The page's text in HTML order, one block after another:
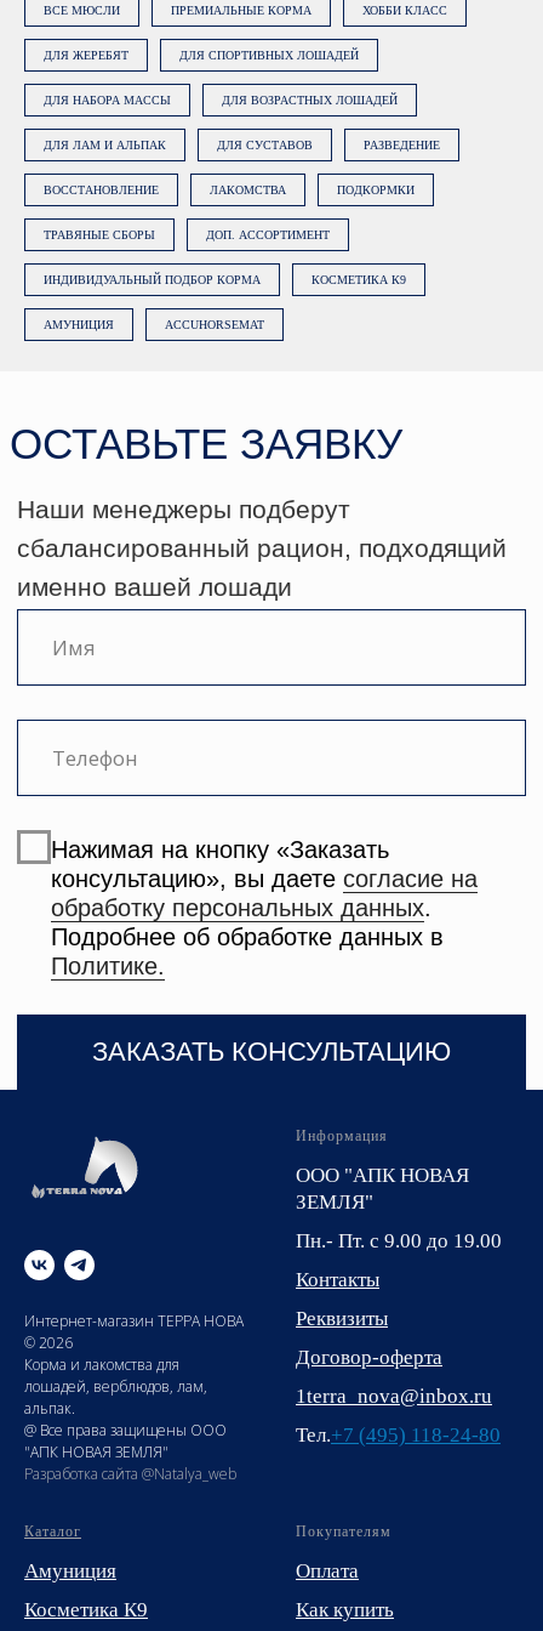
ВСЕ МЮСЛИ ПРЕМИАЛЬНЫЕ КОРМА ХОББИ КЛАСС
ДЛЯ ЖЕРЕБЯТ ДЛЯ СПОРТИВНЫХ ЛОШАДЕЙ
ДЛЯ НАБОРА МАССЫ ДЛЯ ВОЗРАСТНЫХ ЛОШАДЕЙ
ДЛЯ ЛАМ И АЛЬПАК ДЛЯ СУСТАВОВ РАЗВЕДЕНИЕ
ВОССТАНОВЛЕНИЕ ЛАКОМСТВА ПОДКОРМКИ
ТРАВЯНЫЕ СБОРЫ ДОП. АССОРТИМЕНТ
ИНДИВИДУАЛЬНЫЙ ПОДБОР КОРМА КОСМЕТИКА К9
АМУНИЦИЯ ACCUHORSEMAT
Интернет-магазин ТЕРРА НОВА
© 2026
Корма и лакомства для
лошадей, верблюдов, лам,
альпак.
@ Все права защищены ООО
"АПК НОВАЯ ЗЕМЛЯ"
Разработка сайта @Natalya_web
Информация
ООО "АПК НОВАЯ
ЗЕМЛЯ"
Пн.- Пт. с 9.00 до 19.00
Контакты
Реквизиты
Договор-оферта
1terra_nova@inbox.ru
Тел.+7 (495) 118-24-80
Каталог
Амуниция
Косметика К9
Покупателям
Оплата
Как купить